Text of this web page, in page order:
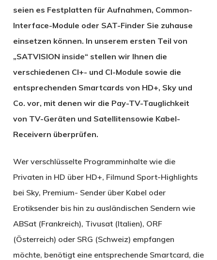
seien es Festplatten für Aufnahmen, Common-
Interface-Module oder SAT-Finder Sie zuhause
einsetzen können. In unserem ersten Teil von
„SATVISION inside“ stellen wir Ihnen die
verschiedenen CI+- und CI-Module sowie die
entsprechenden Smartcards von HD+, Sky und
Co. vor, mit denen wir die Pay-TV-Tauglichkeit
von TV-Geräten und Satellitensowie Kabel-
Receivern überprüfen.
Wer verschlüsselte Programminhalte wie die
Privaten in HD über HD+, Filmund Sport-Highlights
bei Sky, Premium- Sender über Kabel oder
Erotiksender bis hin zu ausländischen Sendern wie
ABSat (Frankreich), Tivusat (Italien), ORF
(Österreich) oder SRG (Schweiz) empfangen
möchte, benötigt eine entsprechende Smartcard, die